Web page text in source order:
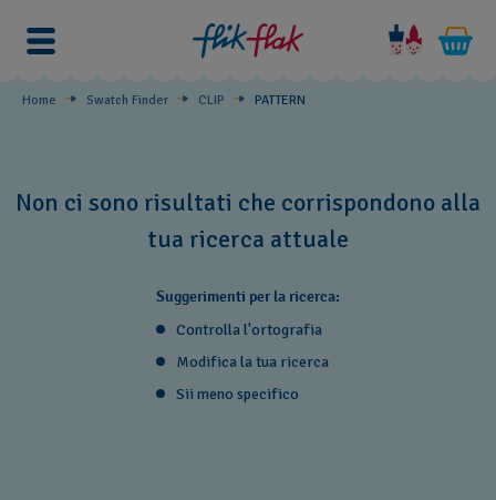
PATTERN
Home Swatch Finder CLIP PATTERN
Non ci sono risultati che corrispondono alla
tua ricerca attuale
Suggerimenti per la ricerca:
Controlla l'ortografia
Modifica la tua ricerca
Sii meno specifico